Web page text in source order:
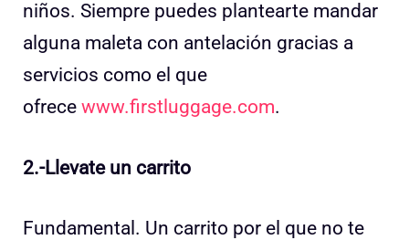
niños. Siempre puedes plantearte mandar
alguna maleta con antelación gracias a
servicios como el que
ofrece www.firstluggage.com.
2.-Llevate un carrito
Fundamental. Un carrito por el que no te